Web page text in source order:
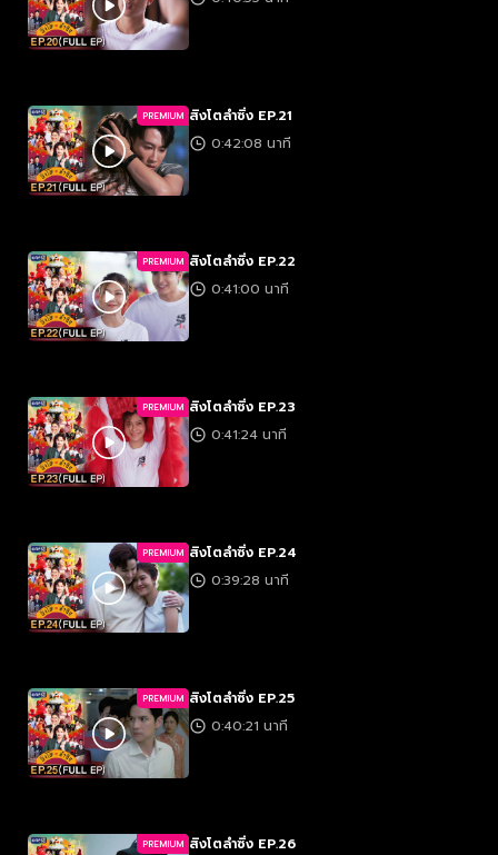
PREMIUM สิงโตลำซิ่ง EP.21
0:42:08 นาที
PREMIUM สิงโตลำซิ่ง EP.22
0:41:00 นาที
PREMIUM สิงโตลำซิ่ง EP.23
0:41:24 นาที
PREMIUM สิงโตลำซิ่ง EP.24
0:39:28 นาที
PREMIUM สิงโตลำซิ่ง EP.25
0:40:21 นาที
PREMIUM สิงโตลำซิ่ง EP.26